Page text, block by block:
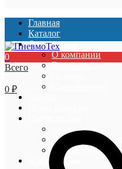
Главная
Каталог
О компании
О компании
Вакансии
Гарантии
Оплата и доставка
Акции и скидки
Информация
0
Всего
0 ₽